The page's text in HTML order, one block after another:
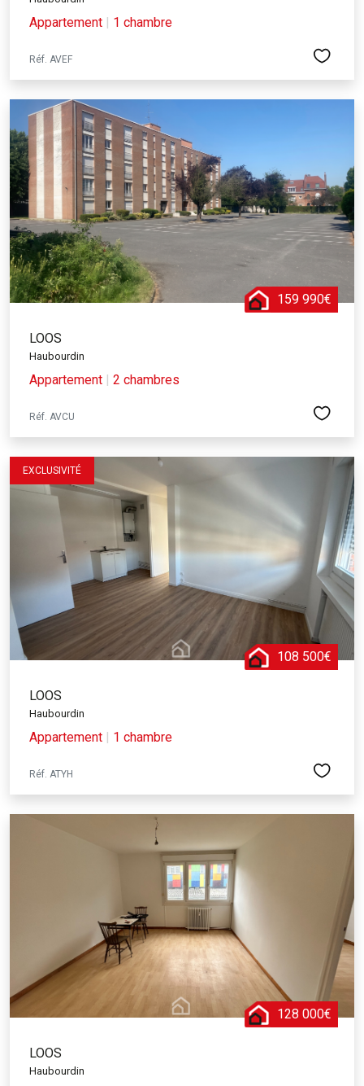
Appartement | 1 chambre
Réf. AVEF
159 990€
LOOS
Haubourdin
Appartement | 2 chambres
Réf. AVCU
EXCLUSIVITÉ
108 500€
LOOS
Haubourdin
Appartement | 1 chambre
Réf. ATYH
128 000€
LOOS
Haubourdin